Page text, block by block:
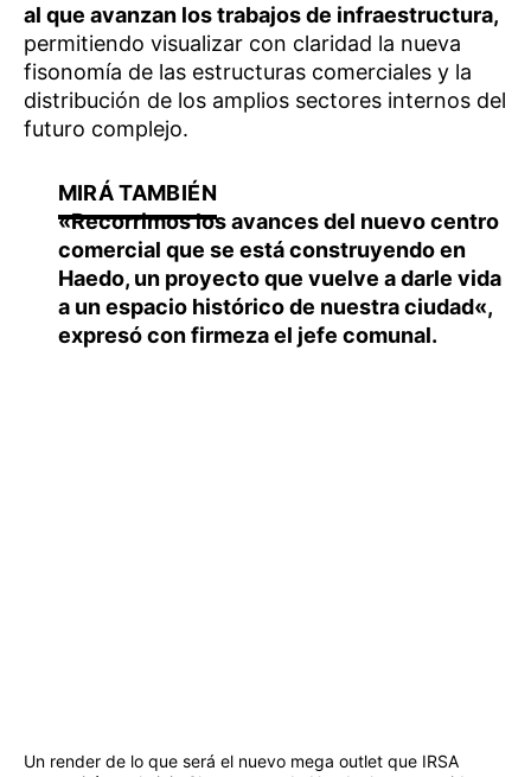
al que avanzan los trabajos de infraestructura,
permitiendo visualizar con claridad la nueva
fisonomía de las estructuras comerciales y la
distribución de los amplios sectores internos del
futuro complejo.
«Recorrimos los avances del nuevo centro
comercial que se está construyendo en
Haedo, un proyecto que vuelve a darle vida
a un espacio histórico de nuestra ciudad«,
expresó con firmeza el jefe comunal.
Un render de lo que será el nuevo mega outlet que IRSA